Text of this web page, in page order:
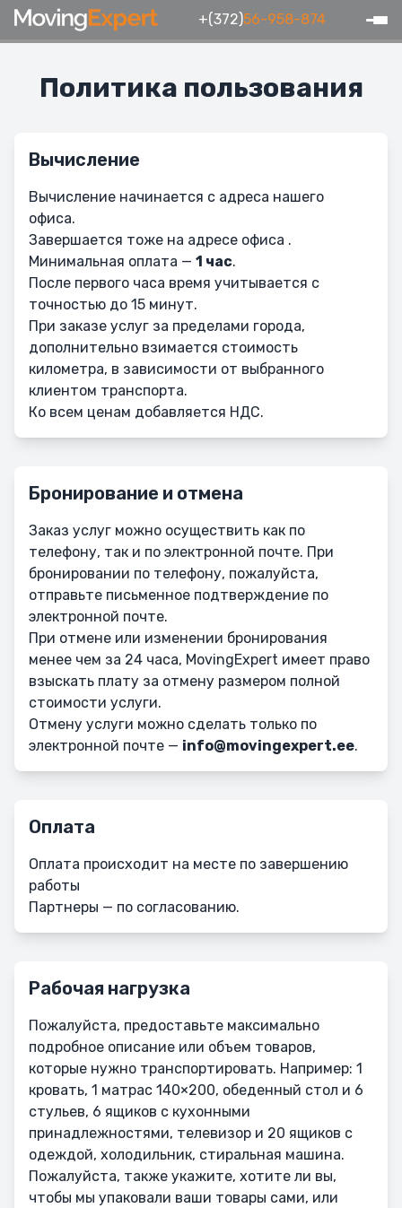
+(372)56-958-874
Политика пользования
Вычисление
Вычисление начинается с адреса нашего
офиса.
Завершается тоже на адресе офиса .
Минимальная оплата — 1 час.
После первого часа время учитывается с
точностью до 15 минут.
При заказе услуг за пределами города,
дополнительно взимается стоимость
километра, в зависимости от выбранного
клиентом транспорта.
Ко всем ценам добавляется НДС.
Бронирование и отмена
Заказ услуг можно осуществить как по
телефону, так и по электронной почте. При
бронировании по телефону, пожалуйста,
отправьте письменное подтверждение по
электронной почте.
При отмене или изменении бронирования
менее чем за 24 часа, MovingExpert имеет право
взыскать плату за отмену размером полной
стоимости услуги.
Отмену услуги можно сделать только по
электронной почте — info@movingexpert.ee.
Оплата
Оплата происходит на месте по завершению
работы
Партнеры — по согласованию.
Рабочая нагрузка
Пожалуйста, предоставьте максимально
подробное описание или объем товаров,
которые нужно транспортировать. Например: 1
кровать, 1 матрас 140×200, обеденный стол и 6
стульев, 6 ящиков с кухонными
принадлежностями, телевизор и 20 ящиков с
одеждой, холодильник, стиральная машина.
Пожалуйста, также укажите, хотите ли вы,
чтобы мы упаковали ваши товары сами, или